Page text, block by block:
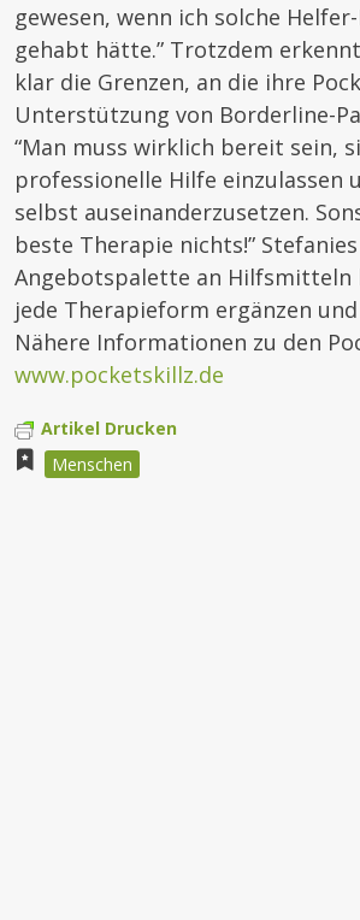
gewesen, wenn ich solche
gehabt hätte.” Trotzdem
klar die Grenzen, an die ihre
Unterstützung von Borderline-
“Man muss wirklich bereit sein,
professionelle Hilfe einzulassen
selbst auseinanderzusetzen.
beste Therapie nichts!” Stefanies
Angebotspalette an Hilfsmitteln
jede Therapieform ergänzen
Nähere Informationen zu den
www.pocketskillz.de
Artikel Drucken
Menschen